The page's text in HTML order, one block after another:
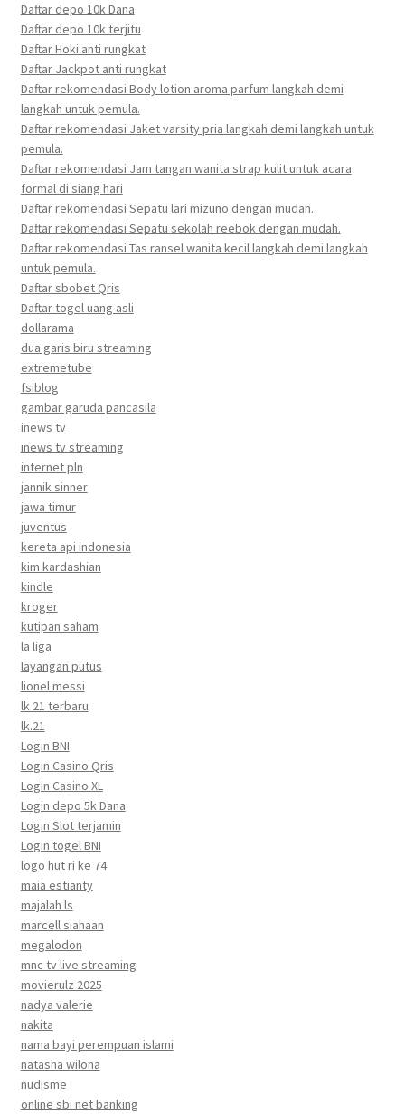
Daftar depo 10k Dana
Daftar depo 10k terjitu
Daftar Hoki anti rungkat
Daftar Jackpot anti rungkat
Daftar rekomendasi Body lotion aroma parfum langkah demi
langkah untuk pemula.
Daftar rekomendasi Jaket varsity pria langkah demi langkah untuk
pemula.
Daftar rekomendasi Jam tangan wanita strap kulit untuk acara
formal di siang hari
Daftar rekomendasi Sepatu lari mizuno dengan mudah.
Daftar rekomendasi Sepatu sekolah reebok dengan mudah.
Daftar rekomendasi Tas ransel wanita kecil langkah demi langkah
untuk pemula.
Daftar sbobet Qris
Daftar togel uang asli
dollarama
dua garis biru streaming
extremetube
fsiblog
gambar garuda pancasila
inews tv
inews tv streaming
internet pln
jannik sinner
jawa timur
juventus
kereta api indonesia
kim kardashian
kindle
kroger
kutipan saham
la liga
layangan putus
lionel messi
lk 21 terbaru
lk.21
Login BNI
Login Casino Qris
Login Casino XL
Login depo 5k Dana
Login Slot terjamin
Login togel BNI
logo hut ri ke 74
maia estianty
majalah ls
marcell siahaan
megalodon
mnc tv live streaming
movierulz 2025
nadya valerie
nakita
nama bayi perempuan islami
natasha wilona
nudisme
online sbi net banking